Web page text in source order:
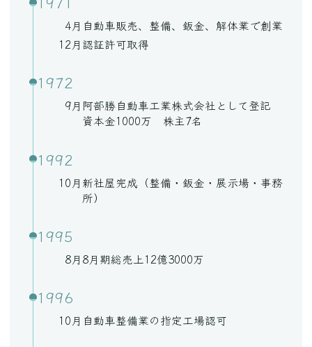
4月 自動車販売、整備、鈑金、解体業で創業
12月 認証許可取得
1972
9月 阿部勝自動車工業株式会社として登記
資本金1000万 株主7名
1992
10月 新社屋完成（整備・鈑金・展示場・事務
所）
1995
8月 8月期総売上12億3000万
1996
10月 自動車整備業の指定工場認可